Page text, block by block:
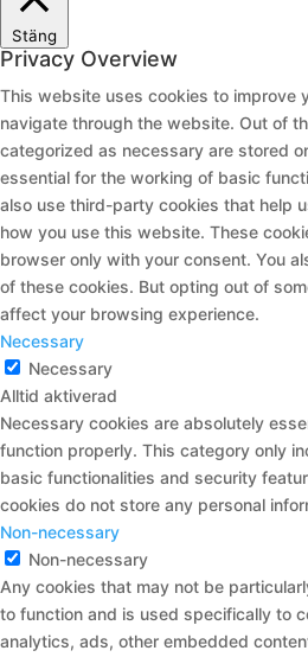
Stäng
Privacy Overview
This website uses cookies to improve
navigate through the website. Out of
categorized as necessary are stored
essential for the working of basic
also use third-party cookies that help
how you use this website. These
browser only with your consent. You
of these cookies. But opting out of
affect your browsing experience.
Necessary
Necessary
Alltid aktiverad
Necessary cookies are absolutely
function properly. This category only
basic functionalities and security
cookies do not store any personal
Non-necessary
Non-necessary
Any cookies that may not be
to function and is used specifically to
analytics, ads, other embedded